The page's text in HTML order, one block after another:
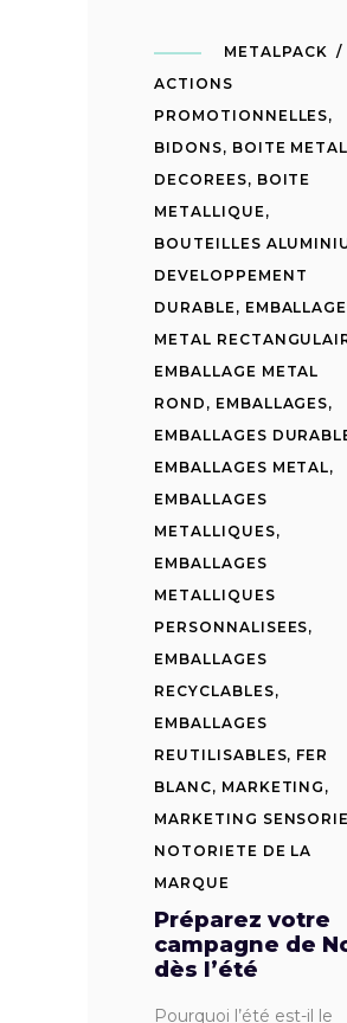
METALPACK
ACTIONS
PROMOTIONNELLES,
BIDONS, BOITE METAL
DECOREES, BOITE
METALLIQUE,
BOUTEILLES
DEVELOPPEMENT
DURABLE, EMBALLAGE
METAL
EMBALLAGE METAL
ROND , EMBALLAGES,
EMBALLAGES
EMBALLAGES METAL,
EMBALLAGES
METALLIQUES,
EMBALLAGES
METALLIQUES
PERSONNALISEES,
EMBALLAGES
RECYCLABLES,
EMBALLAGES
REUTILISABLES, FER
BLANC, MARKETING ,
MARKETING
NOTORIETE DE LA
MARQUE
Préparez votre
campagne de
dès l’été
Pourquoi l’été est-il le